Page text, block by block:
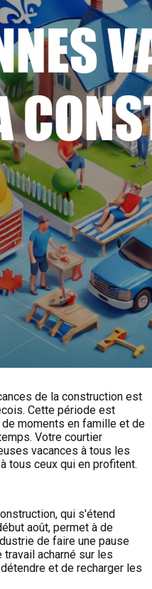
de la construction est
Cette période est
moments en famille et de
Votre courtier
vacances à tous les
tous ceux qui en profitent.
qui s'étend
août, permet à de
de faire une pause
acharné sur les
et de recharger les